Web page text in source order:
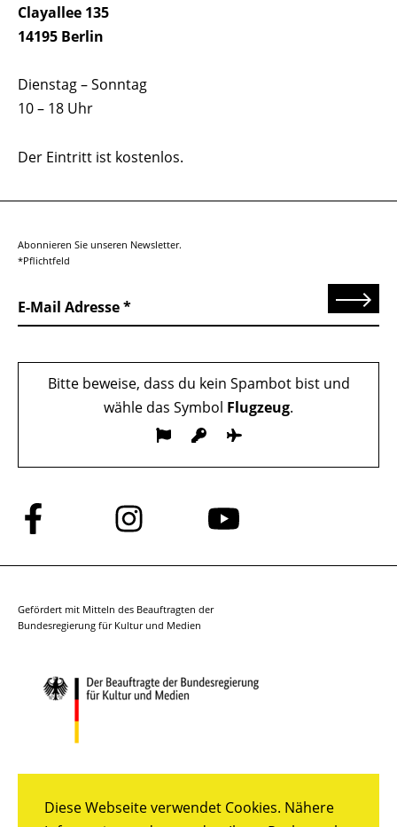
Diese Webseite verwendet Cookies. Nähere
Clayallee 135
14195 Berlin
Dienstag – Sonntag
10 – 18 Uhr
Der Eintritt ist kostenlos.
Abonnieren Sie unseren Newsletter.
*Pflichtfeld
E-Mail Adresse Senden
Bitte beweise, dass du kein Spambot bist und
wähle das Symbol Flugzeug.
Folge
uns
auf
Folge
uns
auf
Folge
auf
Gefördert mit Mitteln des Beauftragten der
Bundesregierung für Kultur und Medien